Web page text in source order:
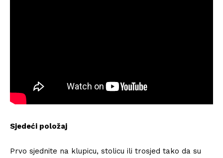
Sjedeći položaj
Prvo sjednite na klupicu, stolicu ili trosjed tako da su